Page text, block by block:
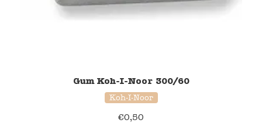
Gum Koh-I-Noor 300/60
Koh-I-Noor
€0,50